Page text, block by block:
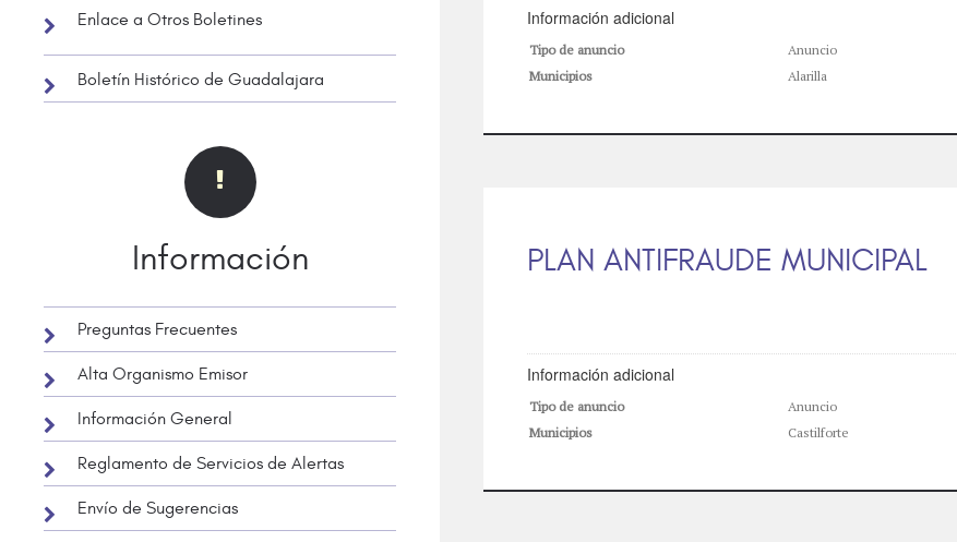
Enlace a Otros Boletines
Boletín Histórico de Guadalajara
Información
Preguntas Frecuentes
Alta Organismo Emisor
Información General
Reglamento de Servicios de Alertas
Envío de Sugerencias
Información adicional
Tipo de anuncio
Anuncio
Municipios
Alarilla
PLAN ANTIFRAUDE MUNICIPAL
Información adicional
Tipo de anuncio
Anuncio
Municipios
Castilforte